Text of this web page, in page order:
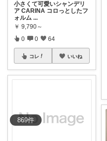
869件
小さくて可愛いシャンデリ
ア CARINA コロっとしたフ
ォルム ...
￥ 9,790～
0 0 64
コレ いいね